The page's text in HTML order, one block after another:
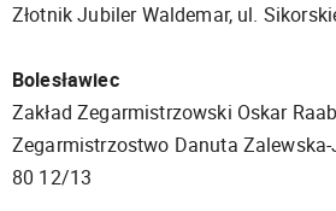
Złotnik Jubiler Waldemar, ul.
Bolesławiec
Zakład Zegarmistrzowski Oskar
Zegarmistrzostwo Danuta
80 12/13